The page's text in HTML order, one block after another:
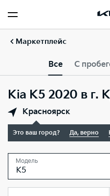
Маркетплейс
Все С
Kia K5 2020 в г.
Красноярск
Это ваш город? Да, верно
Модель
K5